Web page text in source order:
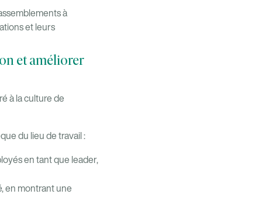
à
et leurs
et améliorer
à la culture de
du lieu de travail :
en tant que leader,
en montrant une